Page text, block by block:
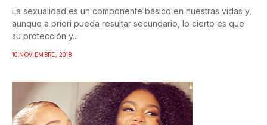
La sexualidad es un componente básico en nuestras vidas y,
aunque a priori pueda resultar secundario, lo cierto es que
su protección y...
10 NOVIEMBRE, 2018